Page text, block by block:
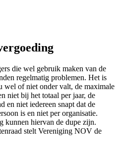
die wel gebruik maken van de
regelmatig problemen. Het is
wel of niet onder valt, de maximale
niet bij het totaal per jaar, de
en niet iedereen snapt dat de
is en niet per organisatie.
kunnen hiervan de dupe zijn.
stelt Vereniging NOV de